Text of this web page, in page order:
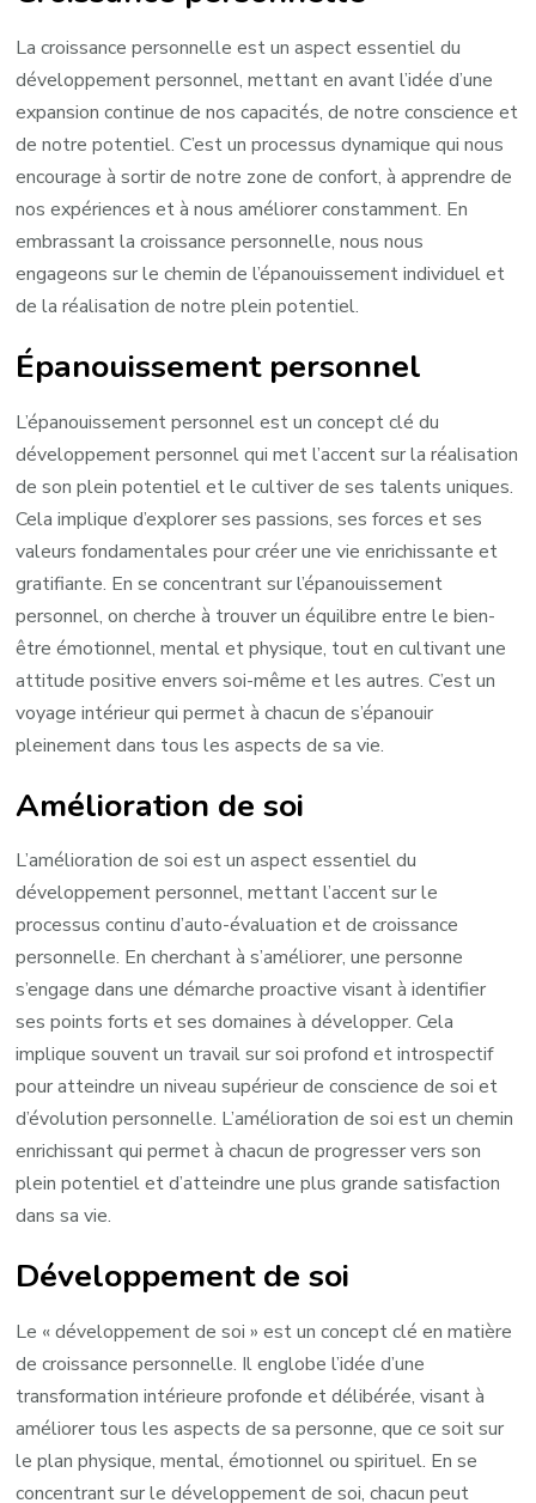
La croissance personnelle est un aspect essentiel du
développement personnel, mettant en avant l’idée d’une
expansion continue de nos capacités, de notre conscience et
de notre potentiel. C’est un processus dynamique qui nous
encourage à sortir de notre zone de confort, à apprendre de
nos expériences et à nous améliorer constamment. En
embrassant la croissance personnelle, nous nous
engageons sur le chemin de l’épanouissement individuel et
de la réalisation de notre plein potentiel.
Épanouissement personnel
L’épanouissement personnel est un concept clé du
développement personnel qui met l’accent sur la réalisation
de son plein potentiel et le cultiver de ses talents uniques.
Cela implique d’explorer ses passions, ses forces et ses
valeurs fondamentales pour créer une vie enrichissante et
gratifiante. En se concentrant sur l’épanouissement
personnel, on cherche à trouver un équilibre entre le bien-
être émotionnel, mental et physique, tout en cultivant une
attitude positive envers soi-même et les autres. C’est un
voyage intérieur qui permet à chacun de s’épanouir
pleinement dans tous les aspects de sa vie.
Amélioration de soi
L’amélioration de soi est un aspect essentiel du
développement personnel, mettant l’accent sur le
processus continu d’auto-évaluation et de croissance
personnelle. En cherchant à s’améliorer, une personne
s’engage dans une démarche proactive visant à identifier
ses points forts et ses domaines à développer. Cela
implique souvent un travail sur soi profond et introspectif
pour atteindre un niveau supérieur de conscience de soi et
d’évolution personnelle. L’amélioration de soi est un chemin
enrichissant qui permet à chacun de progresser vers son
plein potentiel et d’atteindre une plus grande satisfaction
dans sa vie.
Développement de soi
Le « développement de soi » est un concept clé en matière
de croissance personnelle. Il englobe l’idée d’une
transformation intérieure profonde et délibérée, visant à
améliorer tous les aspects de sa personne, que ce soit sur
le plan physique, mental, émotionnel ou spirituel. En se
concentrant sur le développement de soi, chacun peut